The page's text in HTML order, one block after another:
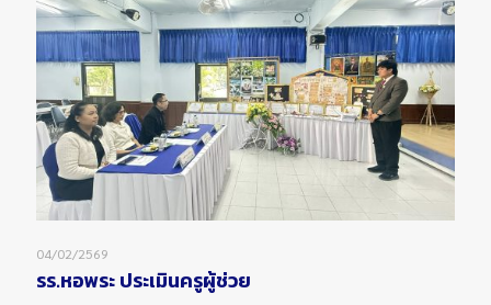
04/02/2569
รร.หอพระ ประเมินครูผู้ช่วย